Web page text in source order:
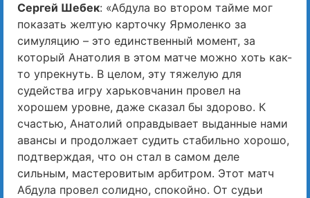
Сергей Шебек: «Абдула во втором тайме мог
показать желтую карточку Ярмоленко за
симуляцию – это единственный момент, за
который Анатолия в этом матче можно хоть как-
то упрекнуть. В целом, эту тяжелую для
судейства игру харьковчанин провел на
хорошем уровне, даже сказал бы здорово. К
счастью, Анатолий оправдывает выданные нами
авансы и продолжает судить стабильно хорошо,
подтверждая, что он стал в самом деле
сильным, мастеровитым арбитром. Этот матч
Абдула провел солидно, спокойно. От судьи